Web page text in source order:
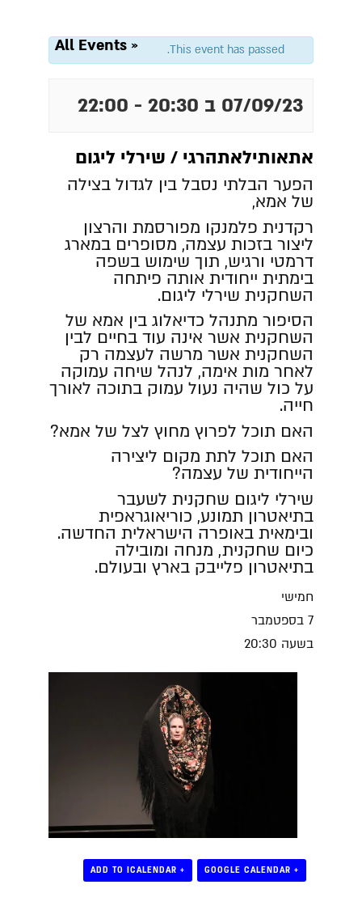
« All Events This event has passed.
07/09/23 ב 20:30 -
22:00
אתאותילאתהרגי / שירלי ליגום
הפער הבלתי נסבל בין לגדול בצילה
של אמא,
רקדנית פלמנקו מפורסמת והרצון
ליצור בזכות עצמה, מסופרים במארג
דרמטי ורגיש, תוך שימוש בשפה
בימתית ייחודית אותה פיתחה
השחקנית שירלי ליגום.
הסיפור מתנהל כדיאלוג בין אמא של
השחקנית אשר אינה עוד בחיים לבין
השחקנית אשר מרשה לעצמה רק
לאחר מות אימה, לנהל שיחה עמוקה
על כול שהיה נעול עמוק בתוכה לאורך
חייה.
האם תוכל לפרוץ מחוץ לצל של אמא?
האם תוכל לתת מקום ליצירה
הייחודית של עצמה?
שירלי ליגום שחקנית לשעבר
בתיאטרון תמונע, כוריאוגראפית
ובימאית באופרה הישראלית החדשה.
כיום שחקנית, מנחה ומובילה
בתיאטרון פלייבק בארץ ובעולם.
חמישי
7 בספטמבר
בשעה 20:30
+ GOOGLE CALENDAR
+ ADD TO ICALENDAR